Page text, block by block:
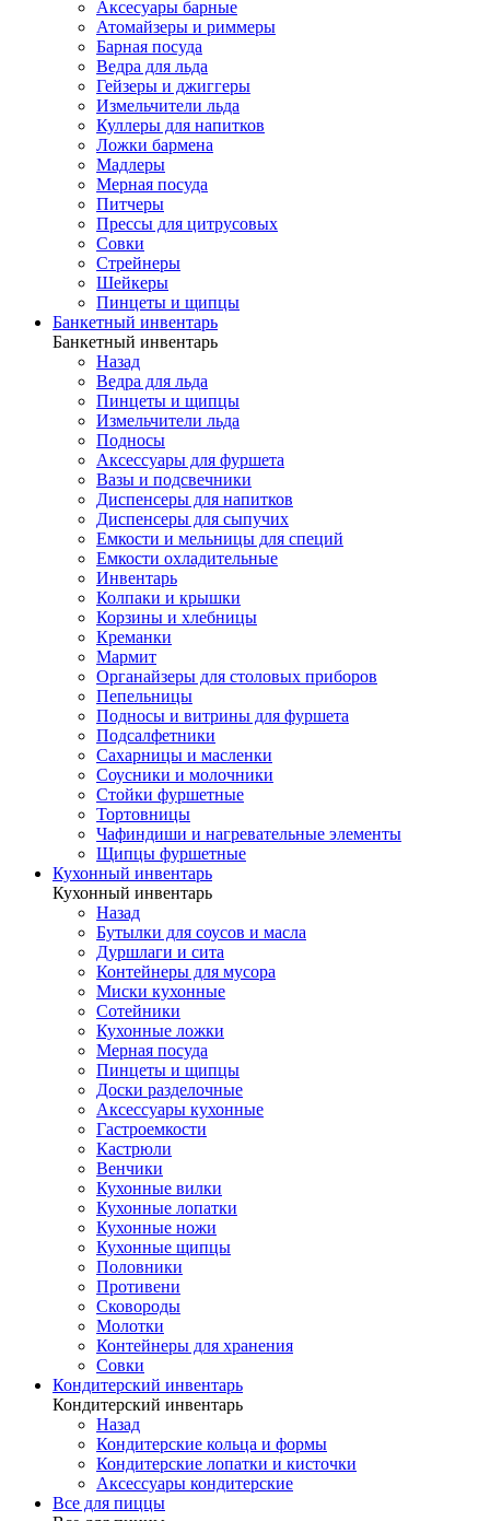
Аксесуары барные
Атомайзеры и риммеры
Барная посуда
Ведра для льда
Гейзеры и джиггеры
Измельчители льда
Куллеры для напитков
Ложки бармена
Мадлеры
Мерная посуда
Питчеры
Прессы для цитрусовых
Совки
Стрейнеры
Шейкеры
Пинцеты и щипцы
Банкетный инвентарь
Банкетный инвентарь
Назад
Ведра для льда
Пинцеты и щипцы
Измельчители льда
Подносы
Аксессуары для фуршета
Вазы и подсвечники
Диспенсеры для напитков
Диспенсеры для сыпучих
Емкости и мельницы для специй
Емкости охладительные
Инвентарь
Колпаки и крышки
Корзины и хлебницы
Креманки
Мармит
Органайзеры для столовых приборов
Пепельницы
Подносы и витрины для фуршета
Подсалфетники
Сахарницы и масленки
Соусники и молочники
Стойки фуршетные
Тортовницы
Чафиндиши и нагревательные элементы
Щипцы фуршетные
Кухонный инвентарь
Кухонный инвентарь
Назад
Бутылки для соусов и масла
Дуршлаги и сита
Контейнеры для мусора
Миски кухонные
Сотейники
Кухонные ложки
Мерная посуда
Пинцеты и щипцы
Доски разделочные
Аксессуары кухонные
Гастроемкости
Кастрюли
Венчики
Кухонные вилки
Кухонные лопатки
Кухонные ножи
Кухонные щипцы
Половники
Противени
Сковороды
Молотки
Контейнеры для хранения
Совки
Кондитерский инвентарь
Кондитерский инвентарь
Назад
Кондитерские кольца и формы
Кондитерские лопатки и кисточки
Аксессуары кондитерские
Все для пиццы